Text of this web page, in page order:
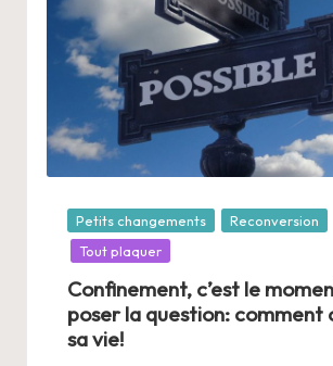
Posté
dans
Petits changements
Reconversion
Tout plaquer
Confinement, c’est le
poser la question: comment
sa vie!